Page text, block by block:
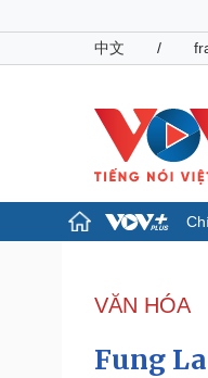
中文
/
Đảng
Tổ chức nhân sự
Nhận diện sự
VĂN HÓA
Fung